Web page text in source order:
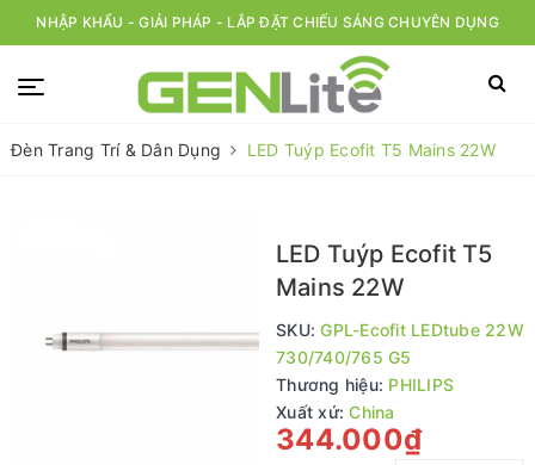
NHẬP KHẨU - GIẢI PHÁP - LẮP ĐẶT CHIẾU SÁNG CHUYÊN DỤNG
Đèn Trang Trí & Dân Dụng LED Tuýp Ecofit T5 Mains 22W
LED Tuýp Ecofit T5
Mains 22W
SKU:GPL-Ecofit LEDtube 22W
730/740/765 G5
Thương hiệu: PHILIPS
Xuất xứ:China
344.000₫